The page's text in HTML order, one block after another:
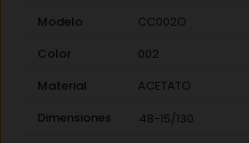
Modelo
CC002O
Color
002
Material
ACETATO
Dimensiones
48-15/130